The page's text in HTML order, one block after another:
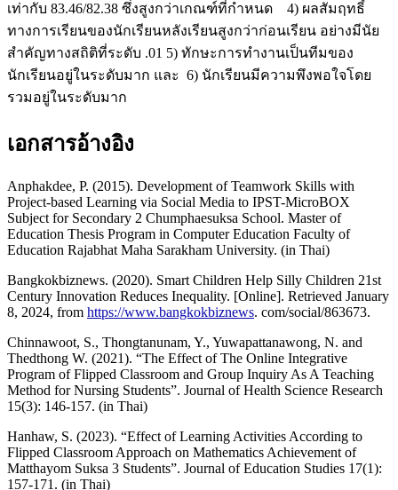
เท่ากับ 83.46/82.38 ซึ่งสูงกว่าเกณฑ์ที่กำหนด 4) ผลสัมฤทธิ์
ทางการเรียนของนักเรียนหลังเรียนสูงกว่าก่อนเรียน อย่างมีนัย
สำคัญทางสถิติที่ระดับ .01 5) ทักษะการทำงานเป็นทีมของ
นักเรียนอยู่ในระดับมาก และ 6) นักเรียนมีความพึงพอใจโดย
รวมอยู่ในระดับมาก
เอกสารอ้างอิง
Anphakdee, P. (2015). Development of Teamwork Skills with
Project-based Learning via Social Media to IPST-MicroBOX
Subject for Secondary 2 Chumphaesuksa School. Master of
Education Thesis Program in Computer Education Faculty of
Education Rajabhat Maha Sarakham University. (in Thai)
Bangkokbiznews. (2020). Smart Children Help Silly Children 21st
Century Innovation Reduces Inequality. [Online]. Retrieved January
8, 2024, from https://www.bangkokbiznews. com/social/863673.
Chinnawoot, S., Thongtanunam, Y., Yuwapattanawong, N. and
Thedthong W. (2021). “The Effect of The Online Integrative
Program of Flipped Classroom and Group Inquiry As A Teaching
Method for Nursing Students”. Journal of Health Science Research
15(3): 146-157. (in Thai)
Hanhaw, S. (2023). “Effect of Learning Activities According to
Flipped Classroom Approach on Mathematics Achievement of
Matthayom Suksa 3 Students”. Journal of Education Studies 17(1):
157-171. (in Thai)